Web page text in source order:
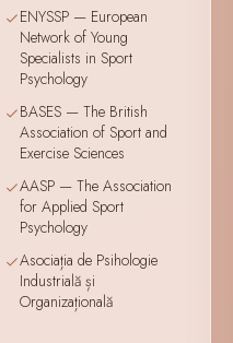
ENYSSP — European
Network of Young
Specialists in Sport
Psychology
BASES — The British
Association of Sport and
Exercise Sciences
AASP — The Association
for Applied Sport
Psychology
Asociația de Psihologie
Industrială și
Organizațională